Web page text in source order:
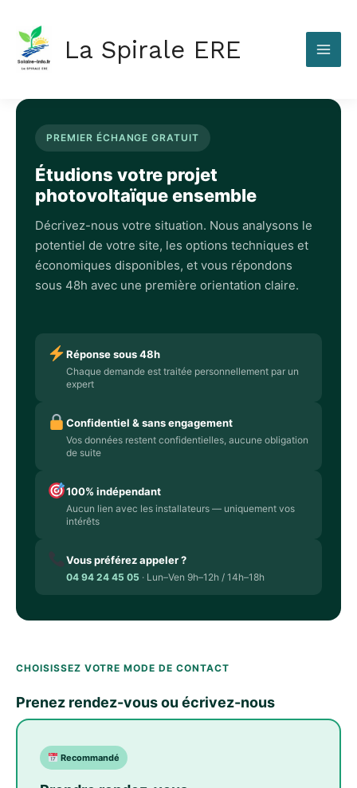
contenu
La Spirale ERE
PREMIER ÉCHANGE GRATUIT
Étudions votre projet
photovoltaïque ensemble
Décrivez-nous votre situation. Nous analysons le
potentiel de votre site, les options techniques et
économiques disponibles, et vous répondons
sous 48h avec une première orientation claire.
Réponse sous 48h
Chaque demande est traitée personnellement par un
expert
Confidentiel & sans engagement
Vos données restent confidentielles, aucune obligation
de suite
100% indépendant
Aucun lien avec les installateurs — uniquement vos
intérêts
Vous préférez appeler ?
04 94 24 45 05 · Lun–Ven 9h–12h / 14h–18h
CHOISISSEZ VOTRE MODE DE CONTACT
Prenez rendez-vous ou écrivez-nous
Recommandé